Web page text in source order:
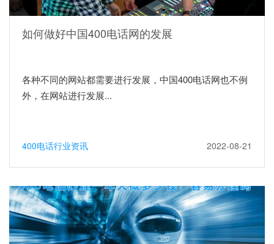
如何做好中国400电话网的发展
各种不同的网站都需要进行发展，中国400电话网也不例
外，在网站进行发展...
400电话行业资讯 2022-08-21